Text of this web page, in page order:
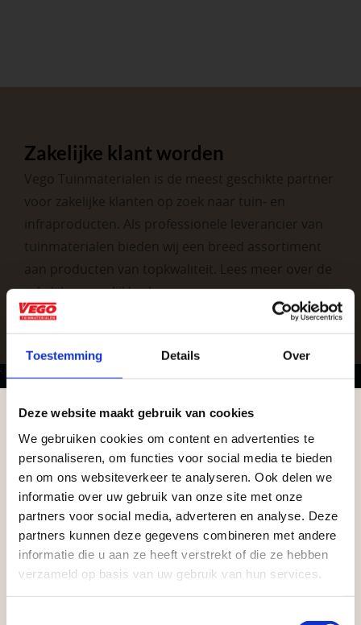
Toestemming Details Over
Deze website maakt gebruik van cookies
We gebruiken cookies om content en advertenties te
personaliseren, om functies voor social media te bieden
en om ons websiteverkeer te analyseren. Ook delen we
informatie over uw gebruik van onze site met onze
partners voor social media, adverteren en analyse. Deze
partners kunnen deze gegevens combineren met andere
informatie die u aan ze heeft verstrekt of die ze hebben
verzameld op basis van uw gebruik van hun services.
Zakelijke klant worden
Vego Tuinmaterialen is de meest geschikte partner
voor zakelijke klanten op zoek naar tuin- en
infraproducten. Als professionele leverancier van
tuinmaterialen bieden wij een breed assortiment
aan producten van topkwaliteit. Lees meer over de
zakelijke mogelijkheden.
Vrijblijvend advies?
Geen probleem, wij hebben alles voor uw
tuin en onze medewerkers adviseren je
graag!
NEEM CONTACT MET ONS OP
Aangepaste openingstijden tijdens de
vakantieperiode
Waardenburg en Vego Dordrecht hanteren tijdens
de vakantieperiode aangepaste openingstijden op
zaterdag. Bekijk de vestigingspagina voor de
actuele openingstijden.